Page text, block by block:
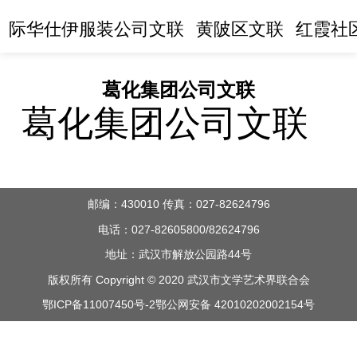
际华仕伊服装公司文联 黄陂区文联 红霞社
葛化集团公司文联
葛化集团公司文联
邮编：430010 传真：027-82624796
电话：027-82605800/82624796
地址：武汉市解放公园路44号
版权所有 Copyright © 2020 武汉市文学艺术界联合会
鄂ICP备11007450号-2鄂公网安备 42010202002154号